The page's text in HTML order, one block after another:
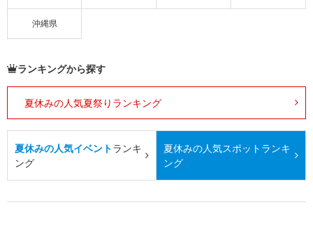
沖縄県
ランキングから探す
夏休みの人気夏祭りランキング
夏休みの人気イベントランキ
ング
夏休みの人気スポット ランキ
ング